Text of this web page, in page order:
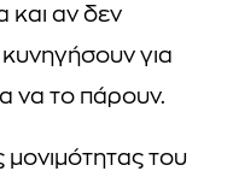
και αν δεν
κυνηγήσουν για
να το πάρουν.
του